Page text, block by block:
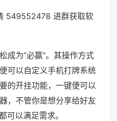
549552478 进群获取软
成为“必赢”。其操作方式
可以自定义手机打牌系统
的开挂功能，一键便可以
，不管你是想分享给好友
可以满足需求。